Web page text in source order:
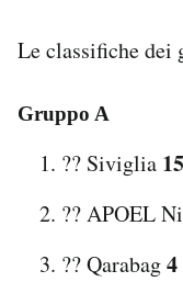
Le classifiche dei
Gruppo A
?? Siviglia
?? APOEL
?? Qarabag4